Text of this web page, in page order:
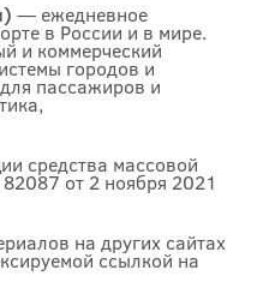
— ежедневное
в России и в мире.
и коммерческий
городов и
пассажиров и
средства массовой
от 2 ноября 2021
на других сайтах
ссылкой на